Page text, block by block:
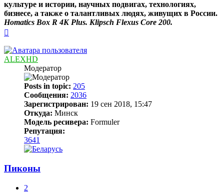
культуре и истории, научных подвигах, технологиях,
бизнесе, а также о талантливых людях, живущих в России.
Homatics Box R 4K Plus. Klipsch Flexus Core 200.
началу
ALEXHD
Модератор
Posts in topic: 205
Сообщения: 2036
Зарегистрирован: 19 сен 2018, 15:47
Откуда: Минск
Модель ресивера: Formuler
Репутация:
3641
Пиконы
2